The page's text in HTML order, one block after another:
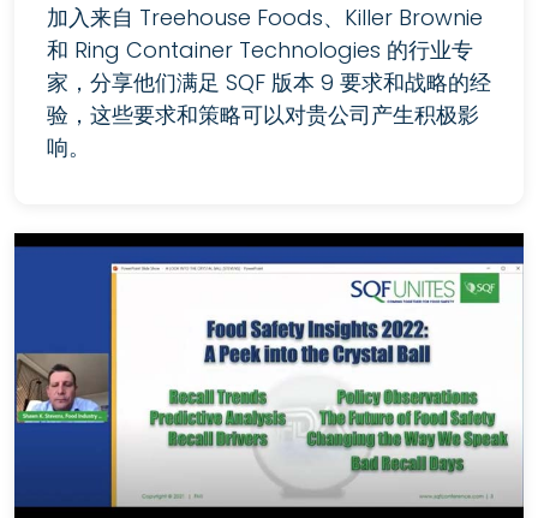
加入来自 Treehouse Foods、Killer Brownie
和 Ring Container Technologies 的行业专
家，分享他们满足 SQF 版本 9 要求和战略的经
验，这些要求和策略可以对贵公司产生积极影
响。